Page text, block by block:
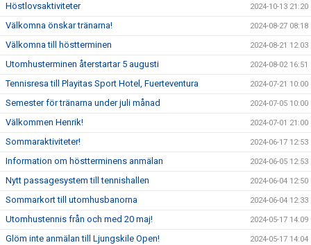
Höstlovsaktiviteter 2024-10-13 21:20
Välkomna önskar tränarna! 2024-08-27 08:18
Välkomna till höstterminen 2024-08-21 12:03
Utomhusterminen återstartar 5 augusti 2024-08-02 16:51
Tennisresa till Playitas Sport Hotel, Fuerteventura 2024-07-21 10:00
Semester för tränarna under juli månad 2024-07-05 10:00
Välkommen Henrik! 2024-07-01 21:00
Sommaraktiviteter! 2024-06-17 12:53
Information om höstterminens anmälan 2024-06-05 12:53
Nytt passagesystem till tennishallen 2024-06-04 12:50
Sommarkort till utomhusbanorna 2024-06-04 12:33
Utomhustennis från och med 20 maj! 2024-05-17 14:09
Glöm inte anmälan till Ljungskile Open! 2024-05-17 14:04